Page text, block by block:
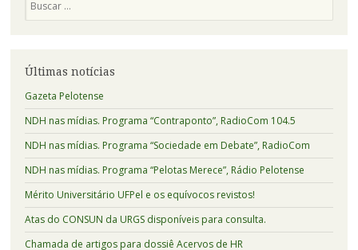
Últimas notícias
Gazeta Pelotense
NDH nas mídias. Programa “Contraponto”, RadioCom 104.5
NDH nas mídias. Programa “Sociedade em Debate”, RadioCom
NDH nas mídias. Programa “Pelotas Merece”, Rádio Pelotense
Mérito Universitário UFPel e os equívocos revistos!
Atas do CONSUN da URGS disponíveis para consulta.
Chamada de artigos para dossiê Acervos de HR